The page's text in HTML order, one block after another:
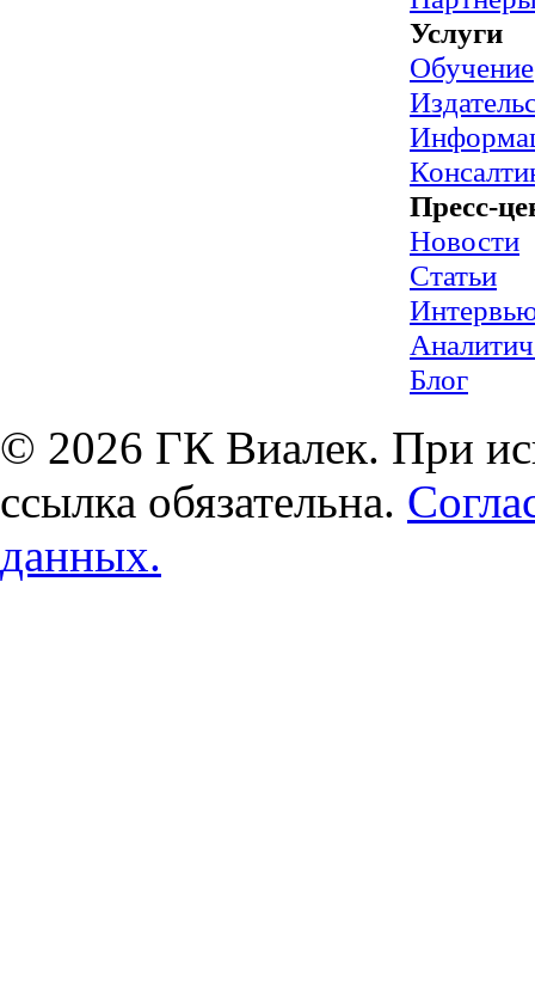
Услуги
Обучение
Пресс-
Новости
Статьи
Блог
© 2026 ГК Виалек. При
ссылка обязательна.
данных.